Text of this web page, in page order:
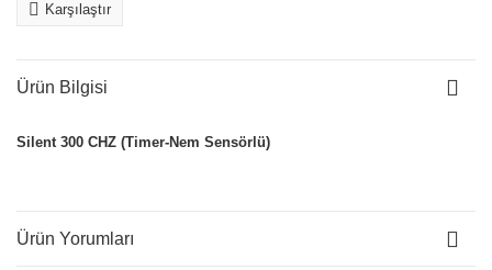
Karşılaştır
Ürün Bilgisi
Silent 300 CHZ (Timer-Nem Sensörlü)
Ürün Yorumları